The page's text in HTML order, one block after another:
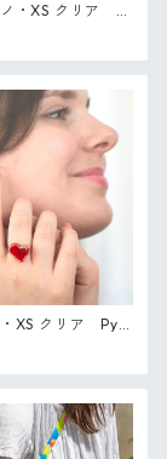
ノ・XS クリア P
ス ガラスのリン
XS クリア Pylo
ガラスのリング